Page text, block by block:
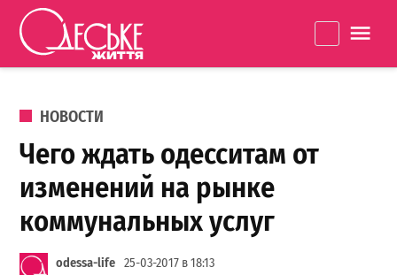
Перейти к содержанию
життя
ОПУБЛИКОВАНО В
НОВОСТИ
Чего ждать одесситам от
изменений на рынке
коммунальных услуг
odessa-life 25-03-2017 в 18:13